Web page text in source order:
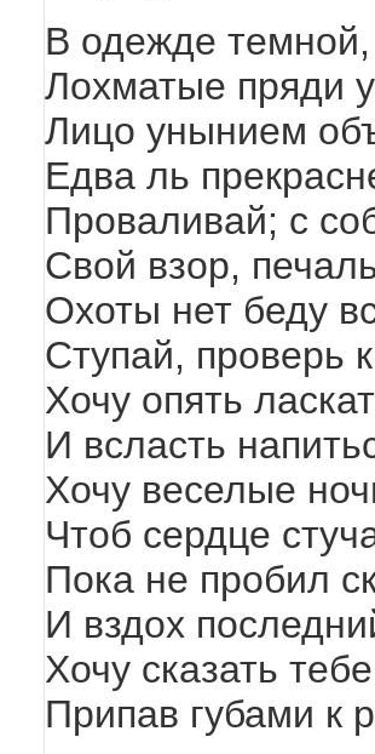
В одежде
Лохматые пряди
Лицо унынием
Едва ль
Проваливай; с
Свой взор,
Охоты нет беду
Ступай, проверь
Хочу опять
И всласть
Хочу веселые
Чтоб сердце
Пока не пробил
И вздох
Хочу сказать
Припав губами к